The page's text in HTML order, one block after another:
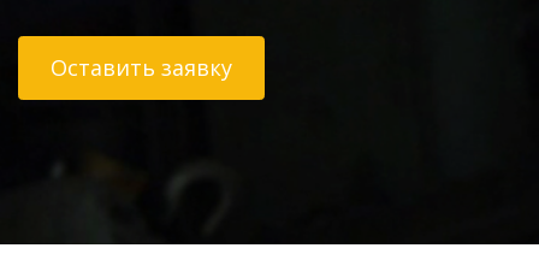
Оставить заявку